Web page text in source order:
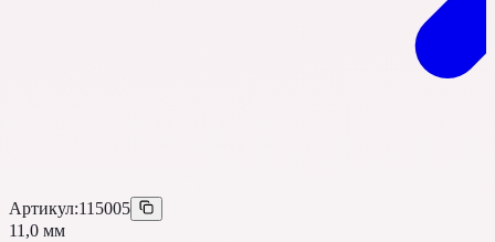
Артикул:115005
11,0 мм